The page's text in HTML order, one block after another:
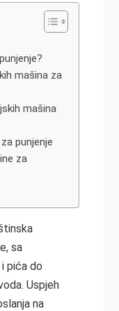
mašina za
mašina
punjenje
za
sa
pića do
Uspjeh
na